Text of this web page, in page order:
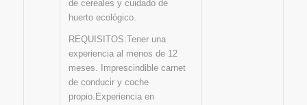
de cereales y cuidado de
huerto ecológico.
REQUISITOS:Tener una
experiencia al menos de 12
meses. Imprescindible carnet
de conducir y coche
propio.Experiencia en